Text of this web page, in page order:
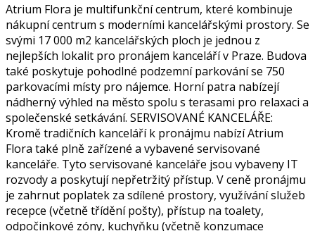
Atrium Flora je multifunkční centrum, které kombinuje
nákupní centrum s moderními kancelářskými prostory. Se
svými 17 000 m2 kancelářských ploch je jednou z
nejlepších lokalit pro pronájem kanceláří v Praze. Budova
také poskytuje pohodlné podzemní parkování se 750
parkovacími místy pro nájemce. Horní patra nabízejí
nádherný výhled na město spolu s terasami pro relaxaci a
společenské setkávání. SERVISOVANÉ KANCELÁŘE:
Kromě tradičních kanceláří k pronájmu nabízí Atrium
Flora také plně zařízené a vybavené servisované
kanceláře. Tyto servisované kanceláře jsou vybaveny IT
rozvody a poskytují nepřetržitý přístup. V ceně pronájmu
je zahrnut poplatek za sdílené prostory, využívání služeb
recepce (včetně třídění pošty), přístup na toalety,
odpočinkové zóny, kuchyňku (včetně konzumace